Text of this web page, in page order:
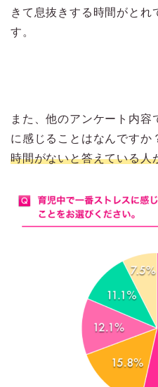
きて息抜きする時間がとれ
す。
また、他のアンケート内容
に感じることはなんですか
時間がないと答えている人